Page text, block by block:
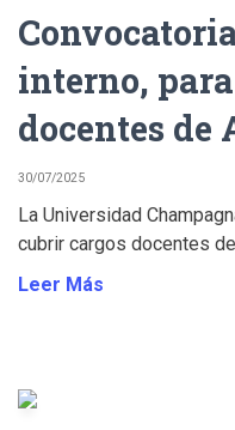
interno,
docentes de
30/07/2025
La Universidad
cubrir cargos docentes
Leer Más